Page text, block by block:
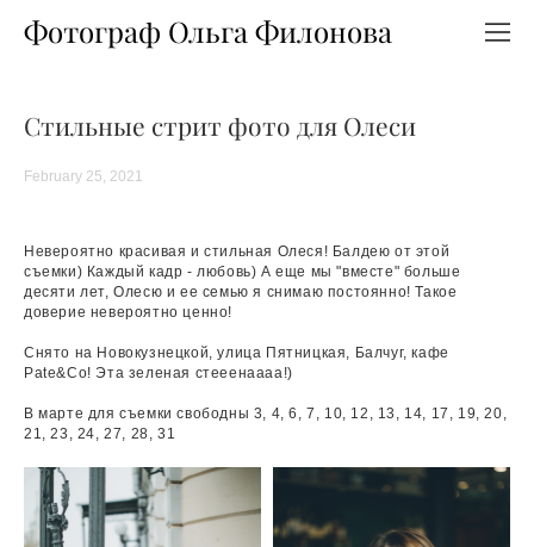
Фотограф Ольга Филонова
Стильные стрит фото для Олеси
February 25, 2021
Невероятно красивая и стильная Олеся! Балдею от этой
съемки) Каждый кадр - любовь) А еще мы "вместе" больше
десяти лет, Олесю и ее семью я снимаю постоянно! Такое
доверие невероятно ценно!
Снято на Новокузнецкой, улица Пятницкая, Балчуг, кафе
Pate&Co! Эта зеленая стееенаааа!)
В марте для съемки свободны 3, 4, 6, 7, 10, 12, 13, 14, 17, 19, 20,
21, 23, 24, 27, 28, 31